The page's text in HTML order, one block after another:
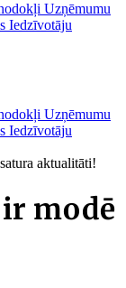
Uzņēmumu
Iedzīvotāju
Uzņēmumu
Iedzīvotāju
aktualitāti!
modē